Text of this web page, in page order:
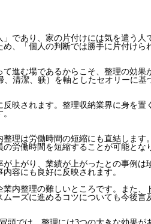
であり、家の片付けには気を遣う人
、「個人の判断では勝手に片付けら
進む場であるからこそ、整理の効果
清潔、躾）を軸としたセオリーに
映されます。整理収納業界に身を置
理は労働時間の短縮にも直結します
労働時間を短縮することが可能とな
上がり、業績が上がったとの事例は
容にも良好に反映されます。
内整理の難しいところです。また、
ーズに進めるコツについても今後言